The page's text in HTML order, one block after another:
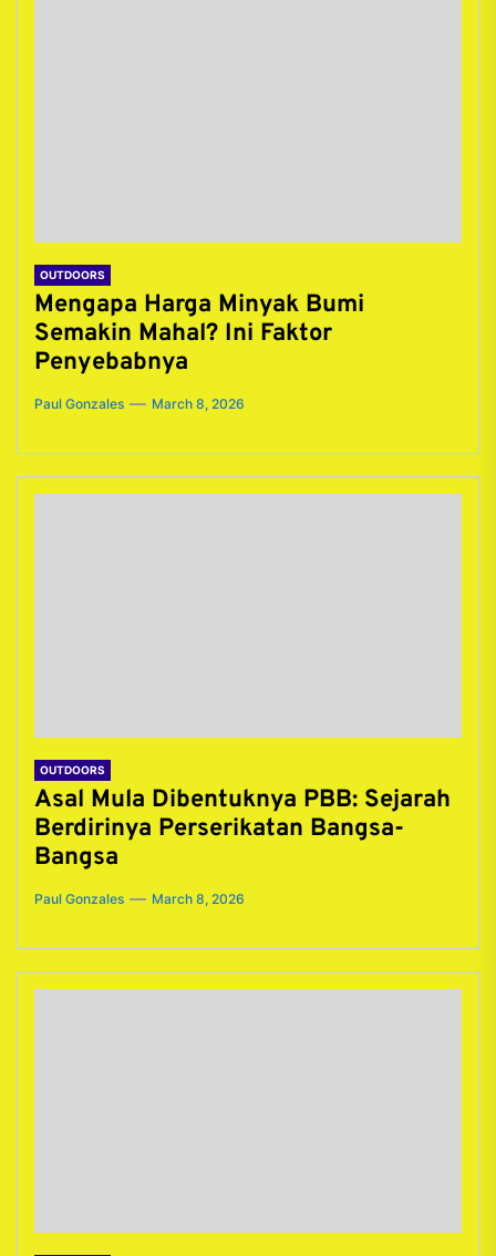
OUTDOORS
Mengapa Harga Minyak Bumi
Semakin Mahal? Ini Faktor
Penyebabnya
Paul Gonzales March 8, 2026
OUTDOORS
Asal Mula Dibentuknya PBB: Sejarah
Berdirinya Perserikatan Bangsa-
Bangsa
Paul Gonzales March 8, 2026